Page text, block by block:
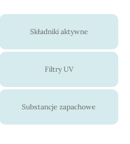
Składniki aktywne
Filtry UV
Substancje zapachowe